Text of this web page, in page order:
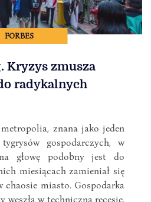
FORBES
Kryzys zmusza
radykalnych
znana jako jeden
gospodarczych, w
głowę podobny jest do
miesiącach zamieniał się
chaosie miasto. Gospodarka
weszła w techniczną recesję,